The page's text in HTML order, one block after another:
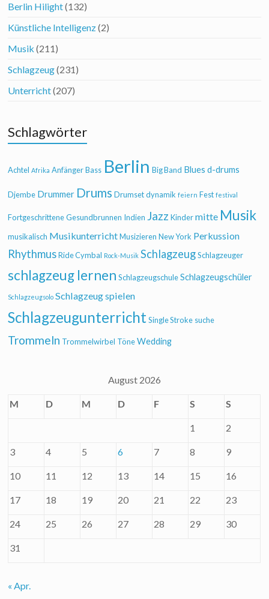
Berlin Hilight(132)
Künstliche Intelligenz(2)
Musik (211)
Schlagzeug(231)
Unterricht(207)
Schlagwörter
Achtel Afrika Anfänger Bass Berlin Big Band Blues d-drums
Djembe Drummer Drums Drumset dynamik feiern Fest festival
Fortgeschrittene Gesundbrunnen Indien Jazz Kinder mitte Musik
musikalisch Musikunterricht Musizieren New York Perkussion
Rhythmus Ride Cymbal Rock-Musik Schlagzeug Schlagzeuger
schlagzeug lernen Schlagzeugschule Schlagzeugschüler
Schlagzeugsolo Schlagzeug spielen
Schlagzeugunterricht Single Stroke suche
Trommeln Trommelwirbel Töne Wedding
August 2026
M D M D F S S
1 2
3 4 5 6 7 8 9
10 11 12 13 14 15 16
17 18 19 20 21 22 23
24 25 26 27 28 29 30
31
« Apr.